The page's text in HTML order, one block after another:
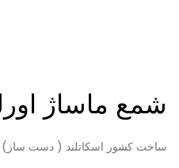
شمع ماساژ
ساخت کشور اسکاتلند ( دست ساز)